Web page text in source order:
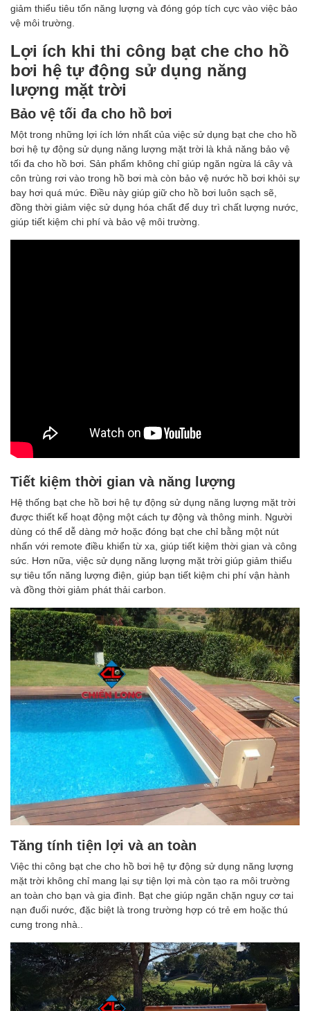
giảm thiểu tiêu tốn năng lượng và đóng góp tích cực vào việc bảo
vệ môi trường.
Lợi ích khi thi công bạt che cho hồ
bơi hệ tự động sử dụng năng
lượng mặt trời
Bảo vệ tối đa cho hồ bơi
Một trong những lợi ích lớn nhất của việc sử dụng bạt che cho hồ
bơi hệ tự động sử dụng năng lượng mặt trời là khả năng bảo vệ
tối đa cho hồ bơi. Sản phẩm không chỉ giúp ngăn ngừa lá cây và
côn trùng rơi vào trong hồ bơi mà còn bảo vệ nước hồ bơi khỏi sự
bay hơi quá mức. Điều này giúp giữ cho hồ bơi luôn sạch sẽ,
đồng thời giảm việc sử dụng hóa chất để duy trì chất lượng nước,
giúp tiết kiệm chi phí và bảo vệ môi trường.
Tiết kiệm thời gian và năng lượng
Hệ thống bạt che hồ bơi hệ tự động sử dụng năng lượng mặt trời
được thiết kế hoạt động một cách tự động và thông minh. Người
dùng có thể dễ dàng mở hoặc đóng bạt che chỉ bằng một nút
nhấn với remote điều khiển từ xa, giúp tiết kiệm thời gian và công
sức. Hơn nữa, việc sử dụng năng lượng mặt trời giúp giảm thiểu
sự tiêu tốn năng lượng điện, giúp bạn tiết kiệm chi phí vận hành
và đồng thời giảm phát thải carbon.
Tăng tính tiện lợi và an toàn
Việc thi công bạt che cho hồ bơi hệ tự động sử dụng năng lượng
mặt trời không chỉ mang lại sự tiện lợi mà còn tạo ra môi trường
an toàn cho bạn và gia đình. Bạt che giúp ngăn chặn nguy cơ tai
nạn đuối nước, đặc biệt là trong trường hợp có trẻ em hoặc thú
cưng trong nhà..